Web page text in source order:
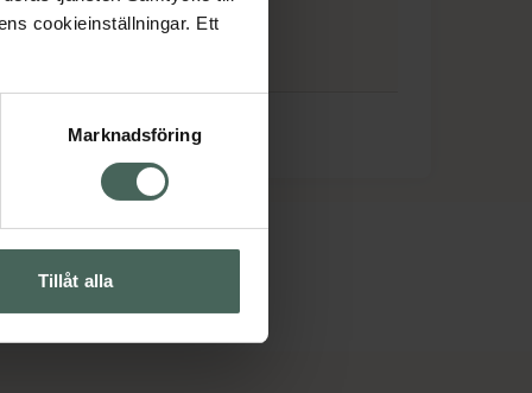
cookieinställningar. Ett
Marknadsföring
Tillåt alla